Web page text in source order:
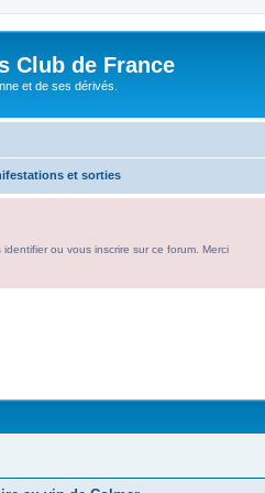
Club de France
et de ses dérivés.
et sorties
ou vous inscrire sur ce forum. Merci